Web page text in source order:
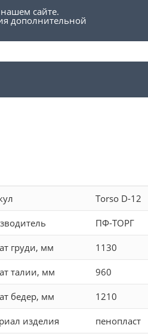
8 (800) 555 69 93
Torso D-12
ПФ-ТОРГ
груди, мм 1130
талии, мм 960
бедер, мм 1210
изделия пенопласт
сайте.
дополнительной